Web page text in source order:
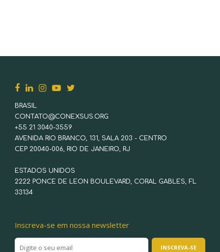
BRASIL
CONTATO@CONEXSUS.ORG
+55 21 3040-3559
AVENIDA RIO BRANCO, 131, SALA 203 - CENTRO
CEP 20040-006, RIO DE JANEIRO, RJ
ESTADOS UNIDOS
2222 PONCE DE LEON BOULEVARD, CORAL GABLES, FL
33134
Inscreva-se em nossa newsletter